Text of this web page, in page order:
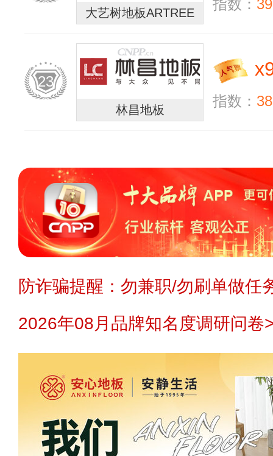
大艺树地板ARTREE
指数：
23
林昌地板
x
指数：
防诈骗提醒：勿兼职/勿刷单做任
2026年08月品牌知名度调研问卷